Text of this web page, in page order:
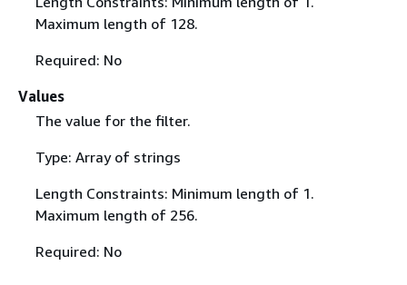
Maximum length of 128.
Required: No
Values
The value for the filter.
Type: Array of strings
Length Constraints: Minimum length of 1.
Maximum length of 256.
Required: No